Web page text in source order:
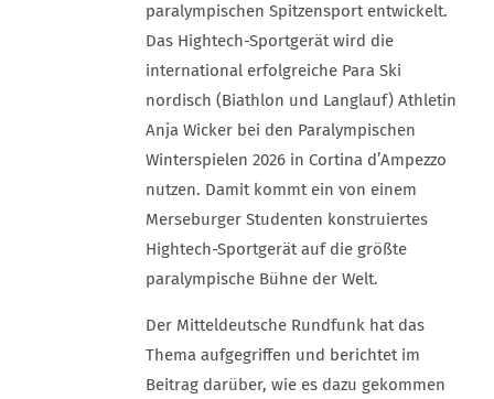
paralympischen Spitzensport entwickelt.
Das Hightech-Sportgerät wird die
international erfolgreiche Para Ski
nordisch (Biathlon und Langlauf) Athletin
Anja Wicker bei den Paralympischen
Winterspielen 2026 in Cortina d’Ampezzo
nutzen. Damit kommt ein von einem
Merseburger Studenten konstruiertes
Hightech-Sportgerät auf die größte
paralympische Bühne der Welt.
Der Mitteldeutsche Rundfunk hat das
Thema aufgegriffen und berichtet im
Beitrag darüber, wie es dazu gekommen